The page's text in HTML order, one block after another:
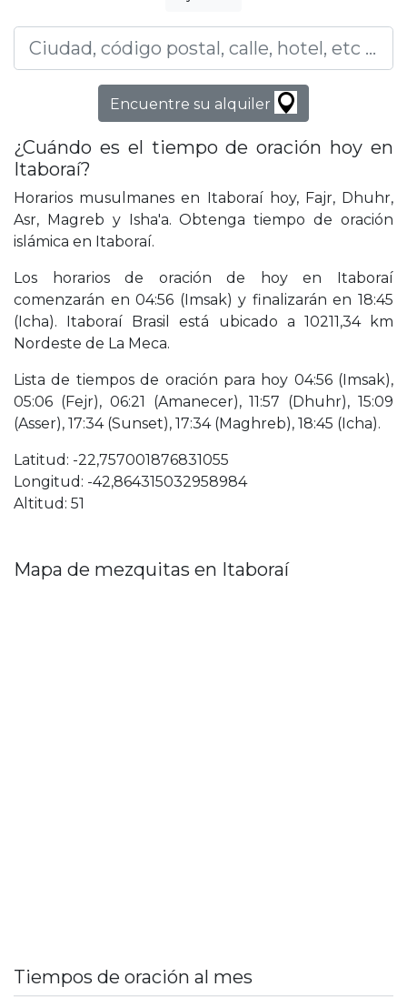
Encuentre su alquiler
¿Cuándo es el tiempo de oración hoy en
Itaboraí?
Horarios musulmanes en Itaboraí hoy, Fajr, Dhuhr,
Asr, Magreb y Isha'a. Obtenga tiempo de oración
islámica en Itaboraí.
Los horarios de oración de hoy en Itaboraí
comenzarán en 04:56 (Imsak) y finalizarán en 18:45
(Icha). Itaboraí Brasil está ubicado a 10211,34 km
Nordeste de La Meca.
Lista de tiempos de oración para hoy 04:56 (Imsak),
05:06 (Fejr), 06:21 (Amanecer), 11:57 (Dhuhr), 15:09
(Asser), 17:34 (Sunset), 17:34 (Maghreb), 18:45 (Icha).
Latitud: -22,757001876831055
Longitud: -42,864315032958984
Altitud: 51
Mapa de mezquitas en Itaboraí
Tiempos de oración al mes